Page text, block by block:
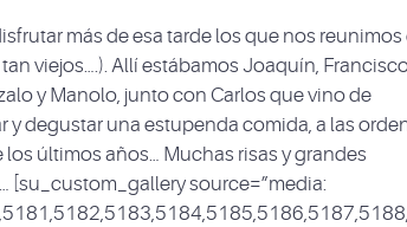
más de esa tarde los que nos reunimos
viejos….). Allí estábamos Joaquín,
y Manolo, junto con Carlos que vino de
y degustar una estupenda comida, a las
últimos años… Muchas risas y grandes
[su_custom_gallery source=”media: